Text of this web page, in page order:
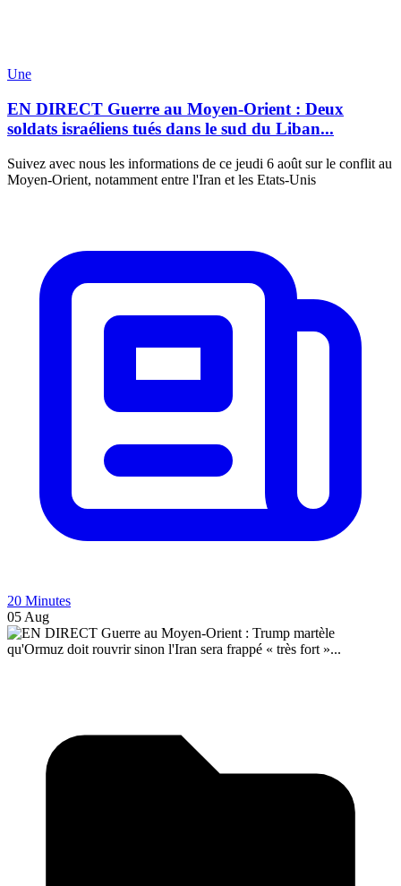
Une
EN DIRECT Guerre au Moyen-Orient : Deux
soldats israéliens tués dans le sud du Liban...
Suivez avec nous les informations de ce jeudi 6 août sur le conflit au
Moyen-Orient, notamment entre l'Iran et les Etats-Unis
20 Minutes
05 Aug